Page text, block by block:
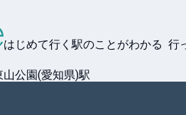
はじめて行く駅のことがわかる 行
山公園(愛知県)駅